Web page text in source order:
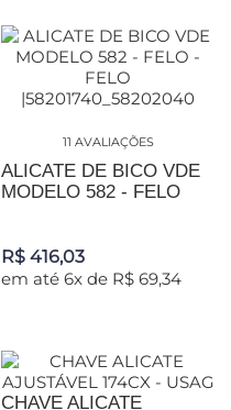
11 AVALIAÇÕES
ALICATE DE BICO VDE
MODELO 582 - FELO
R$ 416,03
em até 6x de R$ 69,34
CHAVE ALICATE